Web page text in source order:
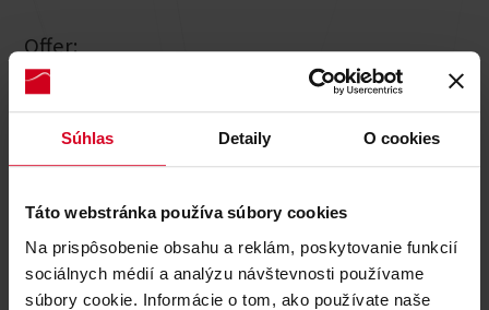
Súhlas Detaily O cookies
Táto webstránka používa súbory cookies
Na prispôsobenie obsahu a reklám, poskytovanie funkcií
sociálnych médií a analýzu návštevnosti používame
súbory cookie. Informácie o tom, ako používate naše
Offer:
Technical training for e-bikes
Bike camps
day tours
private guiding